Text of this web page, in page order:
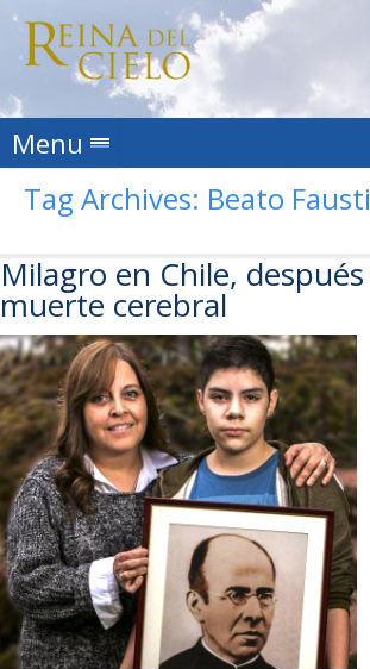
Menu Skip to content
Tag Archives: Beato
Milagro en Chile,
muerte cerebral